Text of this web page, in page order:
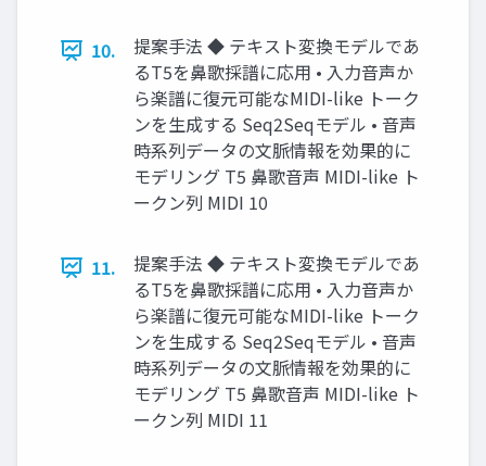
10.
提案手法 ◆ テキスト変換モデルであ
るT5を鼻歌採譜に応用 • 入力音声か
ら楽譜に復元可能なMIDI-like トーク
ンを生成する Seq2Seqモデル • 音声
時系列データの文脈情報を効果的に
モデリング T5 鼻歌音声 MIDI-like ト
ークン列 MIDI 10
11.
提案手法 ◆ テキスト変換モデルであ
るT5を鼻歌採譜に応用 • 入力音声か
ら楽譜に復元可能なMIDI-like トーク
ンを生成する Seq2Seqモデル • 音声
時系列データの文脈情報を効果的に
モデリング T5 鼻歌音声 MIDI-like ト
ークン列 MIDI 11